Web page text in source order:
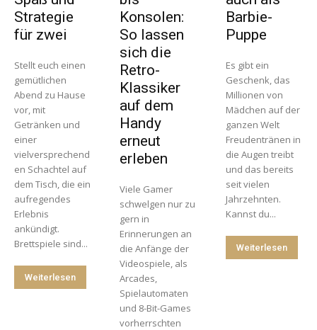
Strategie
für zwei
Stellt euch einen
gemütlichen
Abend zu Hause
vor, mit
Getränken und
einer
vielversprechend
en Schachtel auf
dem Tisch, die ein
aufregendes
Erlebnis
ankündigt.
Brettspiele sind...
Weiterlesen
Konsolen:
So lassen
sich die
Retro-
Klassiker
auf dem
Handy
erneut
erleben
Viele Gamer
schwelgen nur zu
gern in
Erinnerungen an
die Anfänge der
Videospiele, als
Arcades,
Spielautomaten
und 8-Bit-Games
vorherrschten
Barbie-
Puppe
Es gibt ein
Geschenk, das
Millionen von
Mädchen auf der
ganzen Welt
Freudentränen in
die Augen treibt
und das bereits
seit vielen
Jahrzehnten.
Kannst du...
Weiterlesen